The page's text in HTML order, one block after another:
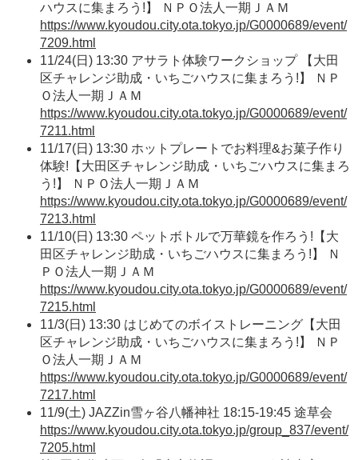
ハウスに集まろう!】 ＮＰＯ法人一期ＪＡＭ
https://www.kyoudou.city.ota.tokyo.jp/G0000689/event/
7209.html
11/24(日) 13:30 アサラト体験ワークショップ 【大田
区チャレンジ助成・いちごハウスに集まろう!】 ＮＰ
Ｏ法人一期ＪＡＭ
https://www.kyoudou.city.ota.tokyo.jp/G0000689/event/
7211.html
11/17(日) 13:30 ホットプレートでお料理&お菓子作り
体験!【大田区チャレンジ助成・いちごハウスに集まろ
う!】 ＮＰＯ法人一期ＪＡＭ
https://www.kyoudou.city.ota.tokyo.jp/G0000689/event/
7213.html
11/10(日) 13:30 ペットボトルで万華鏡を作ろう!【大
田区チャレンジ助成・いちごハウスに集まろう!】 Ｎ
ＰＯ法人一期ＪＡＭ
https://www.kyoudou.city.ota.tokyo.jp/G0000689/event/
7215.html
11/3(日) 13:30 はじめてのボイストレーニング【大田
区チャレンジ助成・いちごハウスに集まろう!】 ＮＰ
Ｏ法人一期ＪＡＭ
https://www.kyoudou.city.ota.tokyo.jp/G0000689/event/
7217.html
11/9(土) JAZZin雪ヶ谷八幡神社 18:15-19:45 途草会
https://www.kyoudou.city.ota.tokyo.jp/group_837/event/
7205.html